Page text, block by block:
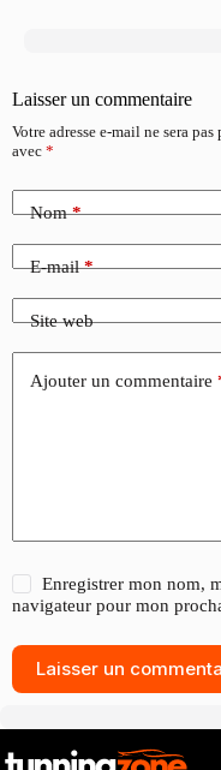
Laisser un commentaire
Votre adresse e-mail ne sera pas
avec *
Nom*
E-mail*
Site web
Ajouter un commentaire
Enregistrer mon nom,
navigateur pour mon
Laisser un